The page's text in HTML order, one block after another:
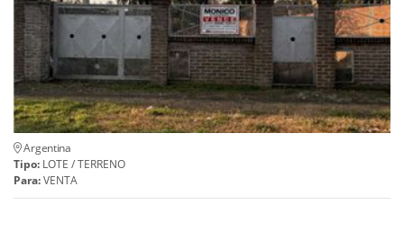
Argentina
Tipo: LOTE / TERRENO
Para:VENTA